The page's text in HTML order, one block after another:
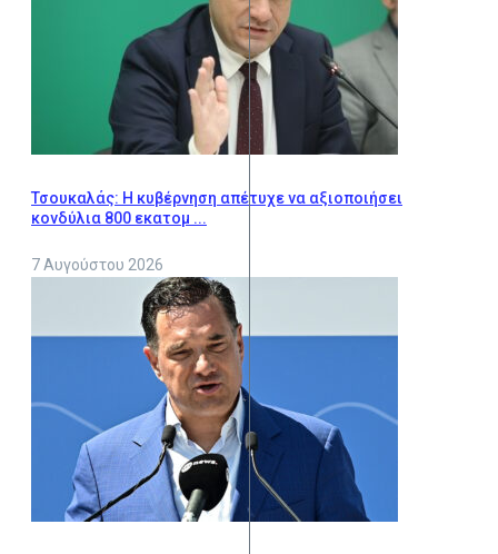
Τσουκαλάς: Η κυβέρνηση απέτυχε να αξιοποιήσει
κονδύλια 800 εκατομ ...
7 Αυγούστου 2026